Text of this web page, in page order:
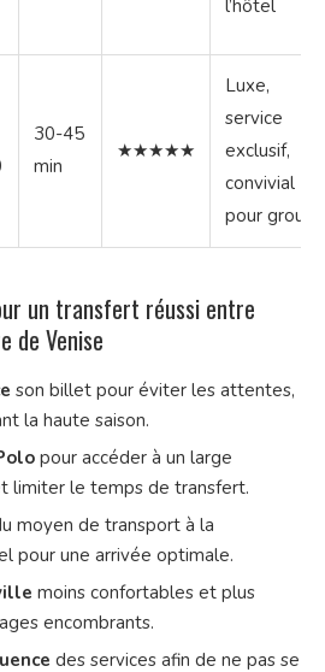
l’hôtel
30-45
min
★★★★★
Luxe,
service
exclusif,
convivial
pour groupe
un transfert réussi entre
de Venise
son billet pour éviter les attentes,
la haute saison.
pour accéder à un large
limiter le temps de transfert.
moyen de transport à la
pour une arrivée optimale.
moins confortables et plus
encombrants.
des services afin de ne pas se